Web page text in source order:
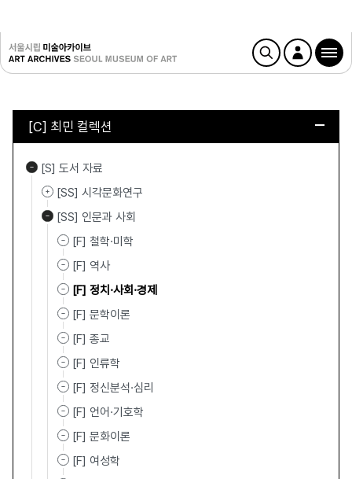
[C] 최민 컬렉션
[S] 도서 자료
[SS] 시각문화연구
[SS] 인문과 사회
[F] 철학·미학
[F] 역사
[F] 정치·사회·경제
[F] 문학이론
[F] 종교
[F] 인류학
[F] 정신분석·심리
[F] 언어·기호학
[F] 문화이론
[F] 여성학